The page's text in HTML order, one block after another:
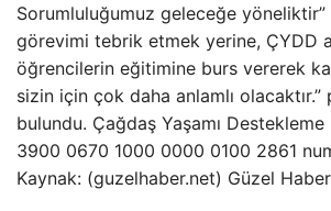
Sorumluluğumuz geleceğe
görevimi tebrik etmek yerine, ÇYDD
öğrencilerin eğitimine burs vererek
sizin için çok daha anlamlı olacaktır.”
bulundu. Çağdaş Yaşamı
3900 0670 1000 0000 0100 2861
Kaynak: (guzelhaber.net) Güzel Haber